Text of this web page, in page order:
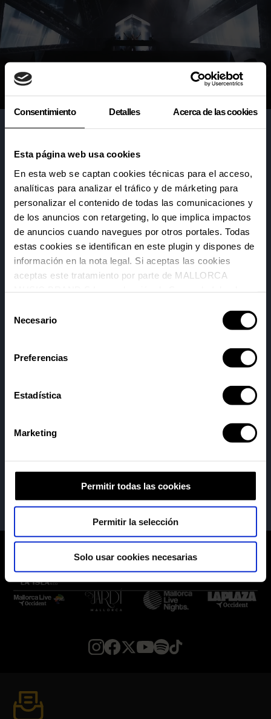
Consentimiento Detalles Acerca de las cookies
Esta página web usa cookies
En esta web se captan cookies técnicas para el acceso,
analíticas para analizar el tráfico y de márketing para
personalizar el contenido de todas las comunicaciones y
de los anuncios con retargeting, lo que implica impactos
de anuncios cuando navegues por otros portales. Todas
estas cookies se identifican en este plugin y dispones de
información en la nota legal. Si aceptas las cookies
aceptas este tratamiento por parte de MALLORCA
nuestra Política de Inteligencia Artificial.
Necesario
Preferencias
Estadística
Marketing
Permitir todas las cookies
Permitir la selección
Solo usar cookies necesarias